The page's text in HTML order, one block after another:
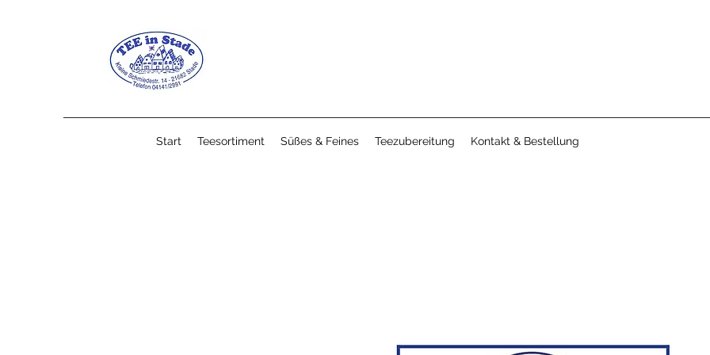
Start Teesortiment Süßes & Feines Teezubereitung Kontakt & Bestellung